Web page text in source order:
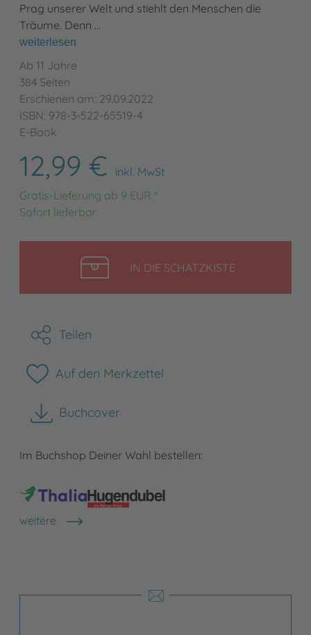
Prag unserer Welt und stiehlt den Menschen die
Träume. Denn …
weiterlesen
Ab 11 Jahre
384 Seiten
Erschienen am: 29.09.2022
ISBN: 978-3-522-65519-4
E-Book
12,99 €
inkl. MwSt
Gratis-Lieferung ab 9 EUR *
Sofort lieferbar
IN DIE SCHATZKISTELEGEN
Teilen
Auf den Merkzettel
Buchcover
herunterladen
Im Buchshop Deiner Wahl bestellen:
weitere
Shops anzeigen